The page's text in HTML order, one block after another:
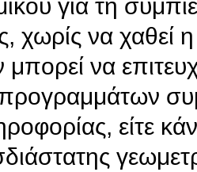
για τη
χωρίς να
να
είτε